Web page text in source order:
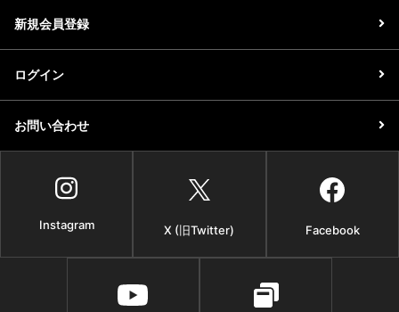
新規会員登録
ログイン
お問い合わせ
Instagram X (旧Twitter) Facebook